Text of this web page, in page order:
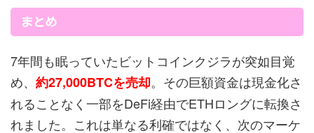
まとめ
7年間も眠っていたビットコインクジラが突如目覚
め、 約27,000BTCを売却。その巨額資金は現金化さ
れることなく一部をDeFi経由でETHロングに転換さ
れました。これは単なる利確ではなく、次のマーケ